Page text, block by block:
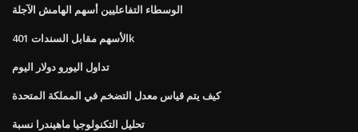
الوسطاء التفاعليين أسهم الهامش الآجلة
الأسهم مقابل السندات 401k
تداول اليورو دولار اليوم
كيف يتم قياس معدل التضخم في المملكة المتحدة
تحليل التكنولوجيا ماهيندرا نسبة